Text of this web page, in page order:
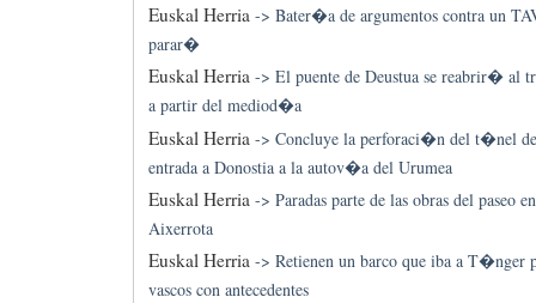
Euskal Herria -> Bater�a de argumentos contra un
parar�
Euskal Herria-> El puente de Deustua se reabrir�
a partir del mediod�a
Euskal Herria -> Concluye la perforaci�n del t�nel
entrada a Donostia a la autov�a del Urumea
Euskal Herria-> Paradas parte de las obras del paseo
Aixerrota
Euskal Herria-> Retienen un barco que iba a T�nger
vascos con antecedentes